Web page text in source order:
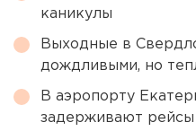
каникулы
Выходные в
дождливыми, но
В аэропорту
задерживают рейсы